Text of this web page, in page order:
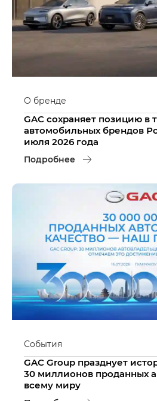
О бренде
GAC сохраняет позицию в
автомобильных брендов
июля 2026 года
Подробнее
События
GAC Group празднует
30 миллионов проданных
всему миру